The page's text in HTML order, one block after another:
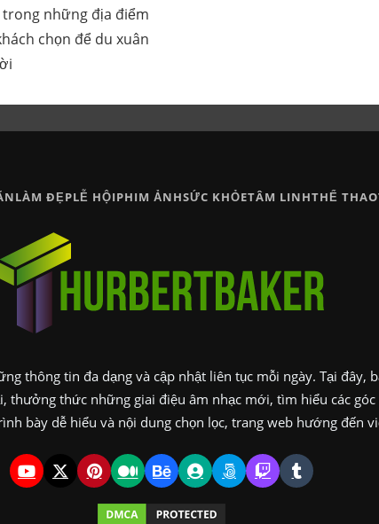
trong những địa điểm
chọn để du xuân
LÀM ĐẸPLỄ HỘIPHIM ẢNHSỨC KHỎETÂM LINHTHỂ THAO
thông tin đa dạng và cập nhật liên tục mỗi ngày. Tại đây,
thức những giai điệu âm nhạc mới, tìm hiểu các
bày dễ hiểu và nội dung chọn lọc, trang web hướng đến